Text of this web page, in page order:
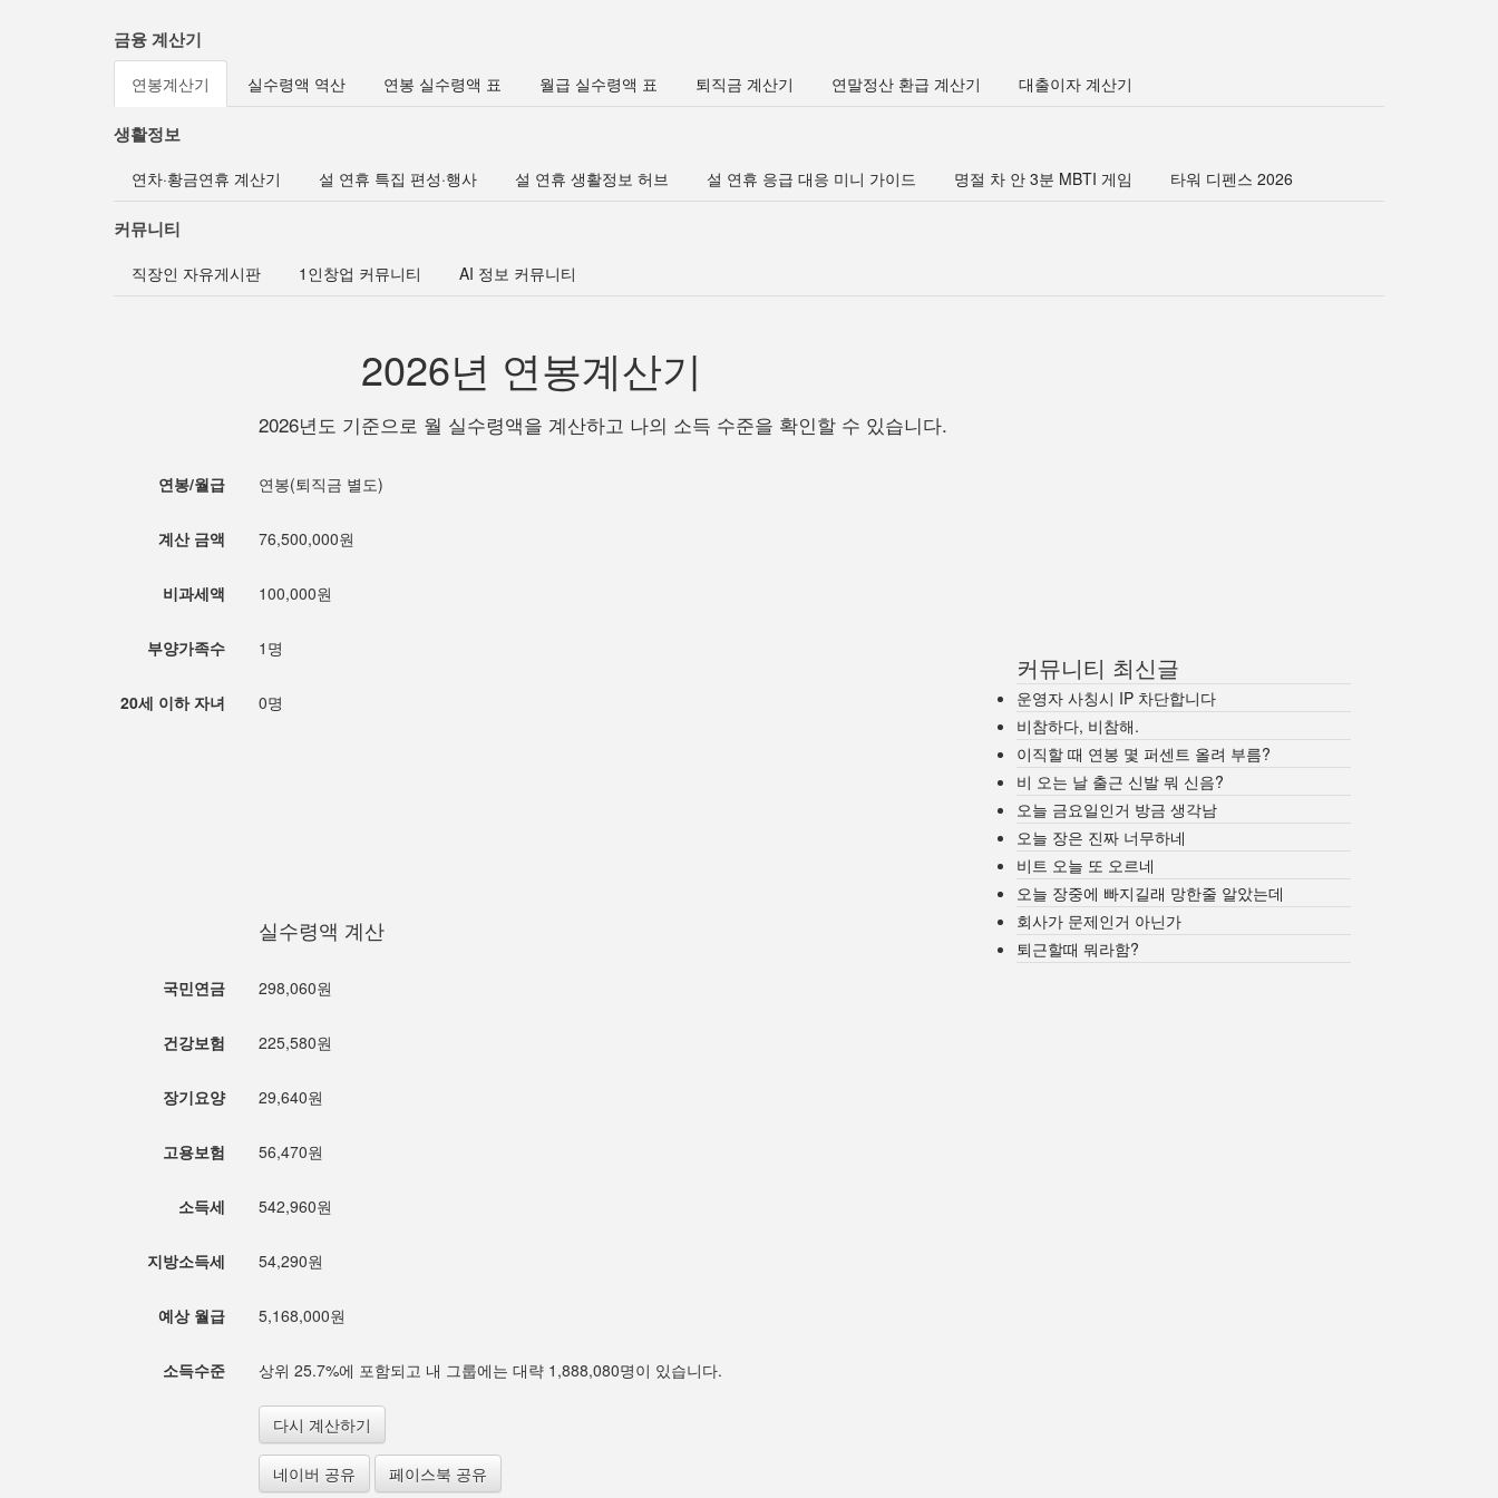
금융 계산기
연봉계산기 실수령액 역산 연봉 실수령액 표 월급 실수령액 표 퇴직금 계산기 연말정산 환급 계산기 대출이자 계산기
생활정보
연차·황금연휴 계산기 설 연휴 특집 편성·행사 설 연휴 생활정보 허브 설 연휴 응급 대응 미니 가이드 명절 차 안 3분 MBTI 게임 타워 디펜스 2026
커뮤니티
직장인 자유게시판 1인창업 커뮤니티 AI 정보 커뮤니티
2026년 연봉계산기
2026년도 기준으로 월 실수령액을 계산하고 나의 소득 수준을 확인할 수 있습니다.
연봉/월급 연봉(퇴직금 별도)
계산 금액 76,500,000원
비과세액 100,000원
부양가족수 1명
20세 이하 자녀 0명
실수령액 계산
국민연금 298,060원
건강보험 225,580원
장기요양 29,640원
고용보험 56,470원
소득세 542,960원
지방소득세 54,290원
예상 월급 5,168,000원
소득수준 상위 25.7%에 포함되고 내 그룹에는 대략 1,888,080명이 있습니다.
다시 계산하기
네이버 공유 페이스북 공유
커뮤니티 최신글
운영자 사칭시 IP 차단합니다
비참하다, 비참해.
이직할 때 연봉 몇 퍼센트 올려 부름?
비 오는 날 출근 신발 뭐 신음?
오늘 금요일인거 방금 생각남
오늘 장은 진짜 너무하네
비트 오늘 또 오르네
오늘 장중에 빠지길래 망한줄 알았는데
회사가 문제인거 아닌가
퇴근할때 뭐라함?